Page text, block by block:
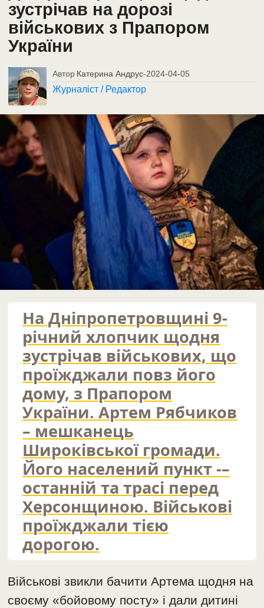
зустрічав на дорозі
військових з Прапором
України
Автор Катерина Андрус-2024-04-05
Журналіст / Редактор
На Дніпропетровщині 9-
річний хлопчик щодня
зустрічав військових, що
проїжджали повз його
дому, з Прапором
України. Артем Рябчиков
– мешканець
Широківської громади.
Його населений пункт -–
останній та трасі перед
Херсонщиною. Військові
проїжджали тією
дорогою.
Військові звикли бачити Артема щодня на
своєму «бойовому посту» і дали дитині